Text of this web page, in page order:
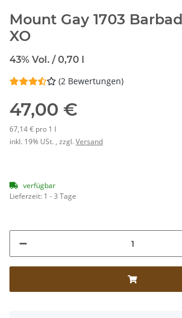
Mount Gay 1703
XO
43% Vol. / 0,70 l
(2 Bewertungen)
47,00 €
67,14 € pro 1 l
inkl. 19% USt. , zzgl.Versand
verfügbar
Lieferzeit: 1 - 3 Tage